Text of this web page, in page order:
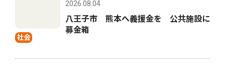
社会
2026.08.04
八王子市 熊本へ義援金を 公共施設に
募金箱